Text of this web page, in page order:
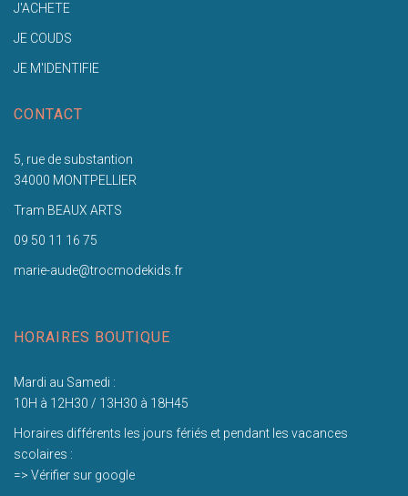
J'ACHETE
JE COUDS
JE M'IDENTIFIE
CONTACT
5, rue de substantion
34000 MONTPELLIER
Tram BEAUX ARTS
09 50 11 16 75
marie-aude@trocmodekids.fr
HORAIRES BOUTIQUE
Mardi au Samedi :
10H à 12H30 / 13H30 à 18H45
Horaires différents les jours fériés et pendant les vacances
scolaires :
=> Vérifier sur google